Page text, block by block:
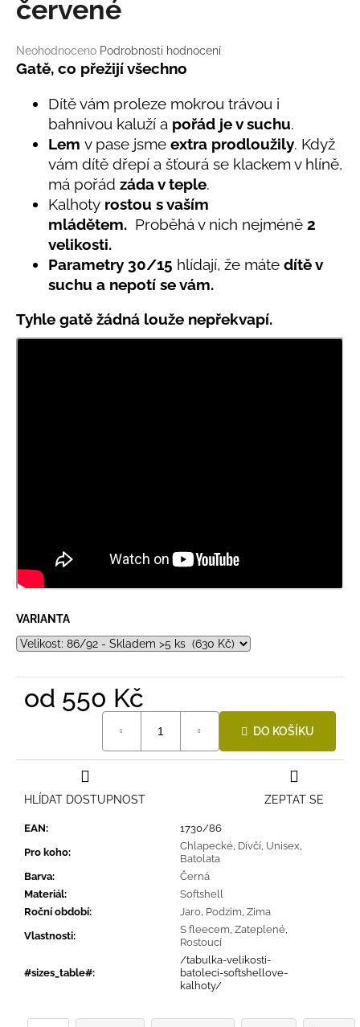
Průměrné
hodnocení
hvězdiček.
Neohodnoceno Podrobnosti hodnocení
červené
Gatě, co přežijí všechno
Dítě vám proleze mokrou trávou i
bahnivou kaluží a pořád je v suchu.
Lem v pase jsme extra prodloužily. Když
vám dítě dřepí a šťourá se klackem v hlíně,
má pořád záda v teple.
Kalhoty rostou s vaším
mládětem. Proběhá v nich nejméně 2
velikosti.
Parametry 30/15 hlídají, že máte dítě v
suchu a nepotí se vám.
Tyhle gatě žádná louže nepřekvapí.
VARIANTA
od 550 Kč
DO KOŠÍKU
EAN:
1730/86
Pro koho:
Chlapecké, Dívčí, Unisex,
Batolata
Barva:
Černá
Materiál:
Softshell
Roční období: Jaro, Podzim, Zima
Vlastnosti:
S fleecem, Zateplené,
Rostoucí
#sizes_table#:
/tabulka-velikosti-
batoleci-softshellove-
kalhoty/
ZEPTAT SE
HLÍDAT DOSTUPNOST
u
e
m
LETNÍ
RYCHLESCHNOUCÍ
KALHOTY
ŽLUTÉ
695